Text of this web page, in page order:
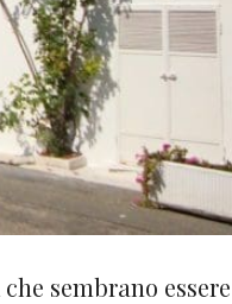
che sembrano essere